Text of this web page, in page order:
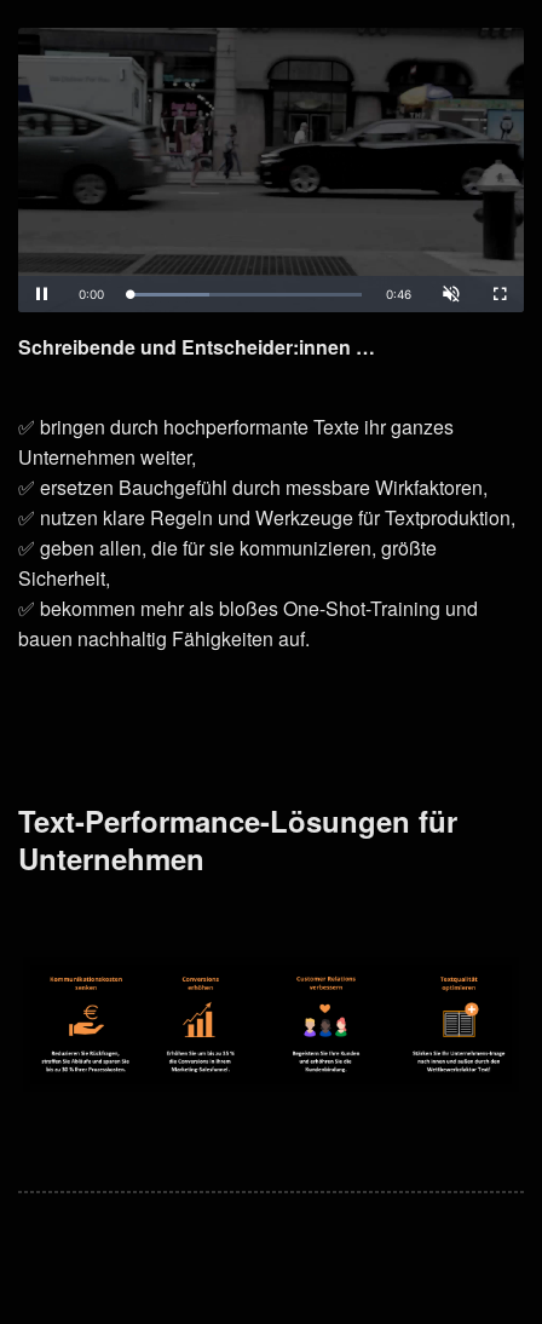
Schreibende und Entscheider:innen …
✅ bringen durch hochperformante Texte ihr ganzes
Unternehmen weiter,
✅ ersetzen Bauchgefühl durch messbare Wirkfaktoren,
✅ nutzen klare Regeln und Werkzeuge für Textproduktion,
✅ geben allen, die für sie kommunizieren, größte
Sicherheit,
✅ bekommen mehr als bloßes One-Shot-Training und
bauen nachhaltig Fähigkeiten auf.
Text-Performance-Lösungen für
Unternehmen